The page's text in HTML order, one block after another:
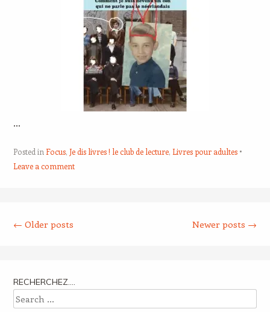
…
Posted in Focus, Je dis livres ! le club de lecture, Livres pour adultes
Leave a comment
← Older posts Newer posts →
RECHERCHEZ….
Search